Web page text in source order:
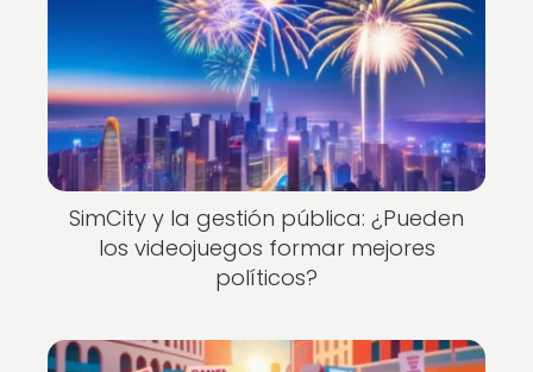
SimCity y la gestión pública: ¿Pueden
los videojuegos formar mejores
políticos?